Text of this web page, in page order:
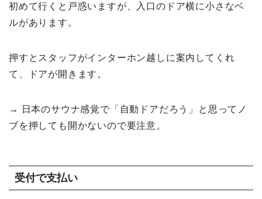
初めて行くと戸惑いますが、入口のドア横に小さなベ
ルがあります。
押すとスタッフがインターホン越しに案内してくれ
て、ドアが開きます。
→ 日本のサウナ感覚で「自動ドアだろう」と思ってノ
ブを押しても開かないので要注意。
受付で支払い